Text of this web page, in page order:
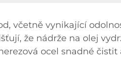
včetně vynikající
že nádrže na olej
ocel snadné